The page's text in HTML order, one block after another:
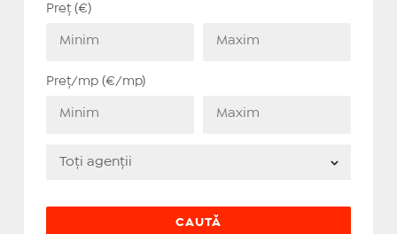
Preț (€)
Preț/mp (€/mp)